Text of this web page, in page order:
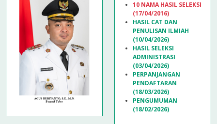
10 NAMA HASIL SELEKSI
(17/04/2016)
HASIL CAT DAN
PENULISAN ILMIAH
(10/04/2026)
HASIL SELEKSI
ADMINISTRASI
(03/04/2026)
PERPANJANGAN
PENDAFTARAN
(18/03/2026)
PENGUMUMAN
(18/02/2026)